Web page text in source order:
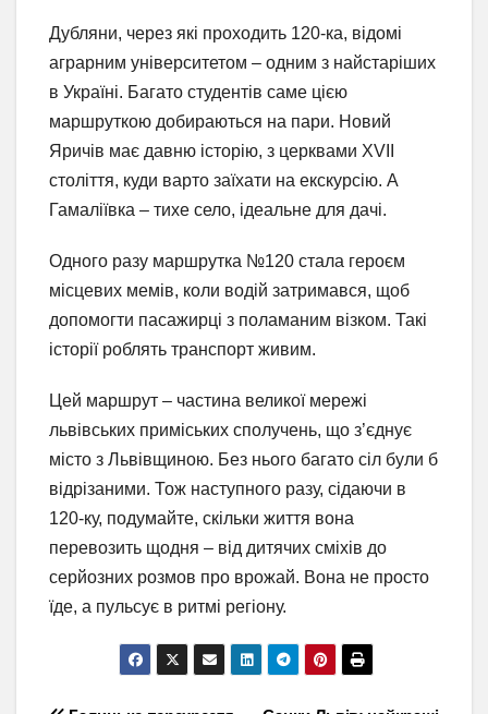
Дубляни, через які проходить 120-ка, відомі
аграрним університетом – одним з найстаріших
в Україні. Багато студентів саме цією
маршруткою добираються на пари. Новий
Яричів має давню історію, з церквами XVII
століття, куди варто заїхати на екскурсію. А
Гамаліївка – тихе село, ідеальне для дачі.
Одного разу маршрутка №120 стала героєм
місцевих мемів, коли водій затримався, щоб
допомогти пасажирці з поламаним візком. Такі
історії роблять транспорт живим.
Цей маршрут – частина великої мережі
львівських приміських сполучень, що з’єднує
місто з Львівщиною. Без нього багато сіл були б
відрізаними. Тож наступного разу, сідаючи в
120-ку, подумайте, скільки життя вона
перевозить щодня – від дитячих сміхів до
серйозних розмов про врожай. Вона не просто
їде, а пульсує в ритмі регіону.